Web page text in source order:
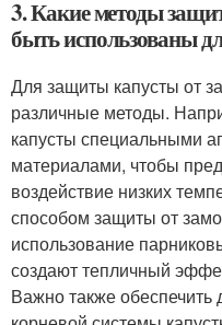
3. Какие методы
быть использованы
Для защиты капусты от
различные методы.
капусты специальными
материалами, чтобы
воздействие низких
способом защиты от
использование
создают тепличный
Важно также обеспечить